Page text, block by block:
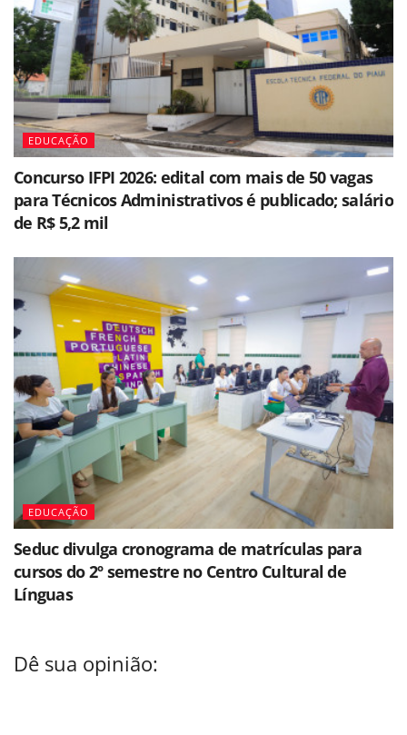
EDUCAÇÃO
Concurso IFPI 2026: edital com mais de 50 vagas
para Técnicos Administrativos é publicado; salário
de R$ 5,2 mil
EDUCAÇÃO
Seduc divulga cronograma de matrículas para
cursos do 2º semestre no Centro Cultural de
Línguas
Dê sua opinião: